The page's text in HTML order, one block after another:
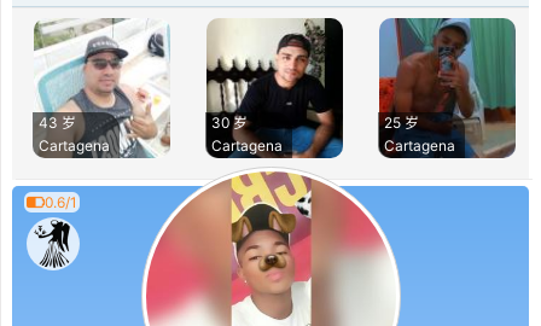
43 岁
Cartagena
30 岁
Cartagena
25 岁
Cartagena
0.6/1